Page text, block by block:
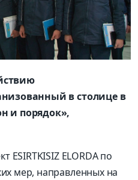
в столице в
и порядок»,
ESIRTKISIZ ELORDA по
мер, направленных на